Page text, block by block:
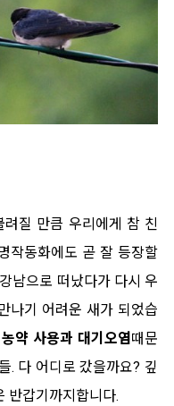
려질 만큼 우리에게 참 친
작동화에도 곧 잘 등장할
남으로 떠났다가 다시 우
나기 어려운 새가 되었습
약 사용과 대기오염 때문
. 다 어디로 갔을까요? 깊
반갑기까지합니다.